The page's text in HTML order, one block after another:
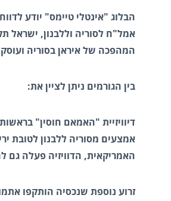
הבלוג "אינטלי טיימס" יודע
אמל"ח לסוריה וללבנון,
המהפכה של איראן בסוריה
בין הגורמים ניתן לציין את:
דיוויזיית "האמאם חוסין"
אמצעים מסוריה ללבנון לטובת
האמריקאית, הדוויזיה פעלה